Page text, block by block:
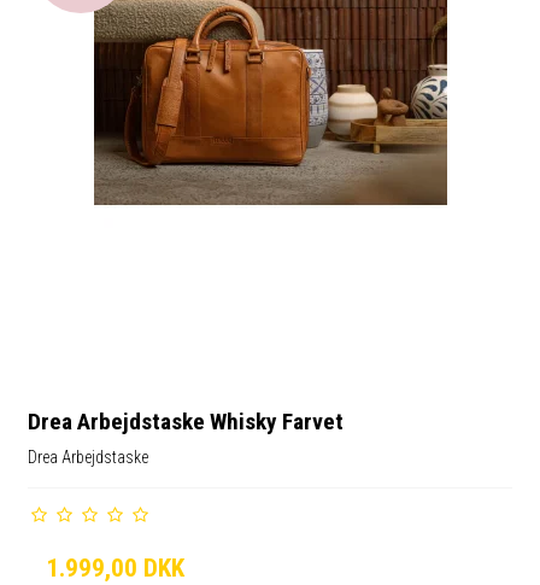
Drea Arbejdstaske Whisky Farvet
Drea Arbejdstaske
1.999,00 DKK